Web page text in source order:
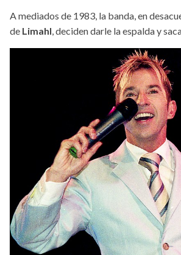
A mediados de 1983, la banda, en
de Limahl , deciden darle la espalda y